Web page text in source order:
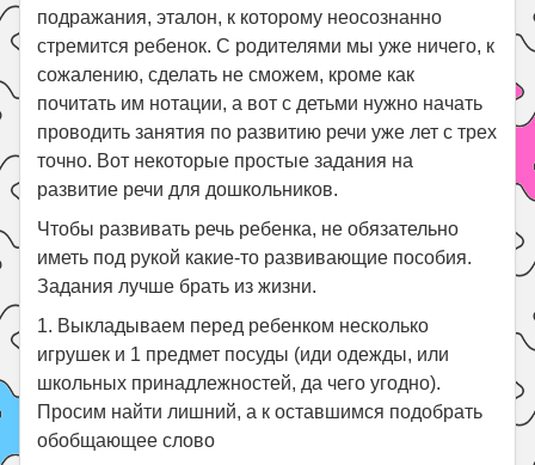
подражания, эталон, к которому неосознанно
стремится ребенок. С родителями мы уже ничего, к
сожалению, сделать не сможем, кроме как
почитать им нотации, а вот с детьми нужно начать
проводить занятия по развитию речи уже лет с трех
точно. Вот некоторые простые задания на
развитие речи для дошкольников.
Чтобы развивать речь ребенка, не обязательно
иметь под рукой какие-то развивающие пособия.
Задания лучше брать из жизни.
1. Выкладываем перед ребенком несколько
игрушек и 1 предмет посуды (иди одежды, или
школьных принадлежностей, да чего угодно).
Просим найти лишний, а к оставшимся подобрать
обобщающее слово